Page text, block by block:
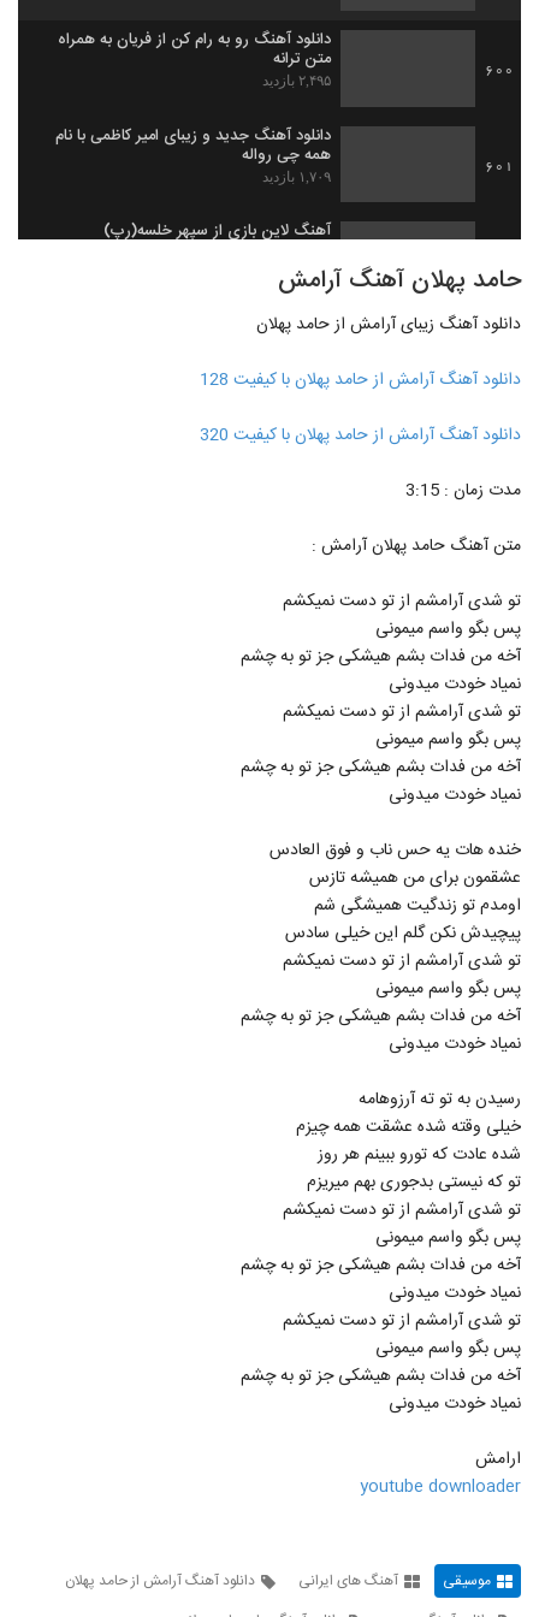
600
دانلود آهنگ رو به رام کن از فریان به همراه
متن ترانه
۲,۴۹۵ بازدید
601
دانلود آهنگ جدید و زیبای امیر کاظمی با نام
همه چی رواله
۱,۷۰۹ بازدید
آهنگ لاین بازی از سپهر خلسه(رپ)
Salar Aghili Darvish
دانلود آهنگ جدید و زیبای سالار عقیلی با نام
دلبر عیار
605
۱,۴۶۷ بازدید
606
موزیک زیبای عهد کردم از ایوان بند
607
موزیک زیبای ای یار از سینا شعبانخانی
609
دانلود آهنگ ابوالفضل اسماعیلی سرگردون
(Abolfazl Esmaeili Sargardoonam)
۱,۶۸۸ بازدید
610
۱,۱۷۸ بازدید
611
612
دانلود آهنگ مسعود نیکخواه مال خودمی
(Masoud Nikkhah Male Khodami)
613
دانلود آهنگ مستم کن از سان بند به همراه
۱,۹۷۰ بازدید
614
دانلود آهنگ اشکان ورمزیار صورت ماهت
616
محسن چاوشی - در آستانه پیری (موزیک)
۱,۰۴۹ بازدید
حامد پهلان آهنگ آرامش
دانلود آهنگ زیبای آرامش از حامد پهلان
دانلود آهنگ آرامش از حامد پهلان با کیفیت 128
دانلود آهنگ آرامش از حامد پهلان با کیفیت 320
مدت زمان : 3:15
متن آهنگ حامد پهلان آرامش :
تو شدی آرامشم از تو دست نمیکشم
پس بگو واسم میمونی
آخه من فدات بشم هیشکی جز تو به چشم
نمیاد خودت میدونی
تو شدی آرامشم از تو دست نمیکشم
پس بگو واسم میمونی
آخه من فدات بشم هیشکی جز تو به چشم
نمیاد خودت میدونی
خنده هات یه حس ناب و فوق العادس
عشقمون برای من همیشه تازس
اومدم تو زندگیت همیشگی شم
پیچیدش نکن گلم این خیلی سادس
تو شدی آرامشم از تو دست نمیکشم
پس بگو واسم میمونی
آخه من فدات بشم هیشکی جز تو به چشم
نمیاد خودت میدونی
رسیدن به تو ته آرزوهامه
خیلی وقته شده عشقت همه چیزم
شده عادت که تورو ببینم هر روز
تو که نیستی بدجوری بهم میریزم
تو شدی آرامشم از تو دست نمیکشم
پس بگو واسم میمونی
آخه من فدات بشم هیشکی جز تو به چشم
نمیاد خودت میدونی
تو شدی آرامشم از تو دست نمیکشم
پس بگو واسم میمونی
آخه من فدات بشم هیشکی جز تو به چشم
نمیاد خودت میدونی
ارامش
youtube downloader
موسیقی آهنگ های ایرانی
دانلود آهنگ آرامش از حامد پهلان